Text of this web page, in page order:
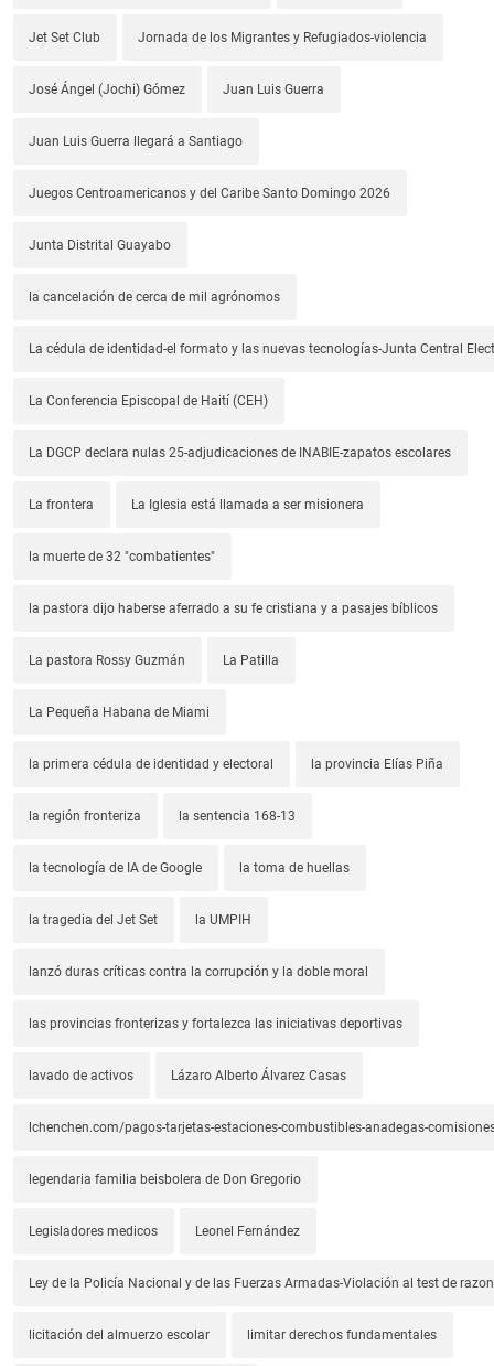
Jet Set Club Jornada de los Migrantes y Refugiados-violencia
José Ángel (Jochi) Gómez Juan Luis Guerra
Juan Luis Guerra llegará a Santiago
Juegos Centroamericanos y del Caribe Santo Domingo 2026
Junta Distrital Guayabo
la cancelación de cerca de mil agrónomos
La cédula de identidad-el formato y las nuevas tecnologías-Junta Central
La Conferencia Episcopal de Haití (CEH)
La DGCP declara nulas 25-adjudicaciones de INABIE-zapatos escolares
La frontera La Iglesia está llamada a ser misionera
la muerte de 32 "combatientes"
la pastora dijo haberse aferrado a su fe cristiana y a pasajes bíblicos
La pastora Rossy Guzmán La Patilla
La Pequeña Habana de Miami
la primera cédula de identidad y electoral la provincia Elías Piña
la región fronteriza la sentencia 168-13
la tecnología de IA de Google la toma de huellas
la tragedia del Jet Set la UMPIH
lanzó duras críticas contra la corrupción y la doble moral
las provincias fronterizas y fortalezca las iniciativas deportivas
lavado de activos Lázaro Alberto Álvarez Casas
lchenchen.com/pagos-tarjetas-estaciones-combustibles-anadegas-
legendaria familia beisbolera de Don Gregorio
Legisladores medicos Leonel Fernández
Ley de la Policía Nacional y de las Fuerzas Armadas-Violación al test de
licitación del almuerzo escolar limitar derechos fundamentales